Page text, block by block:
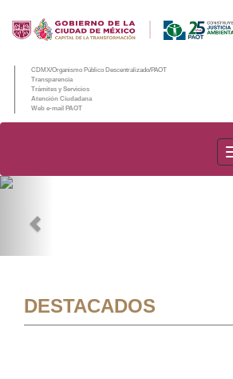
CDMX/Organismo Público Descentralizado/PAOT
Transparencia
Trámites y Servicios
Atención Ciudadana
Web e-mail PAOT
DESTACADOS